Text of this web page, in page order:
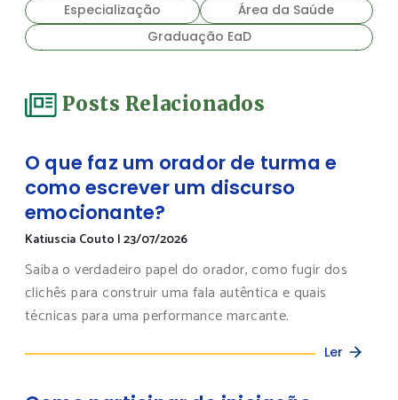
Especialização
Área da Saúde
Graduação EaD
Posts Relacionados
O que faz um orador de turma e
como escrever um discurso
emocionante?
Katiuscia Couto |23/07/2026
Saiba o verdadeiro papel do orador, como fugir dos
clichês para construir uma fala autêntica e quais
técnicas para uma performance marcante.
Ler